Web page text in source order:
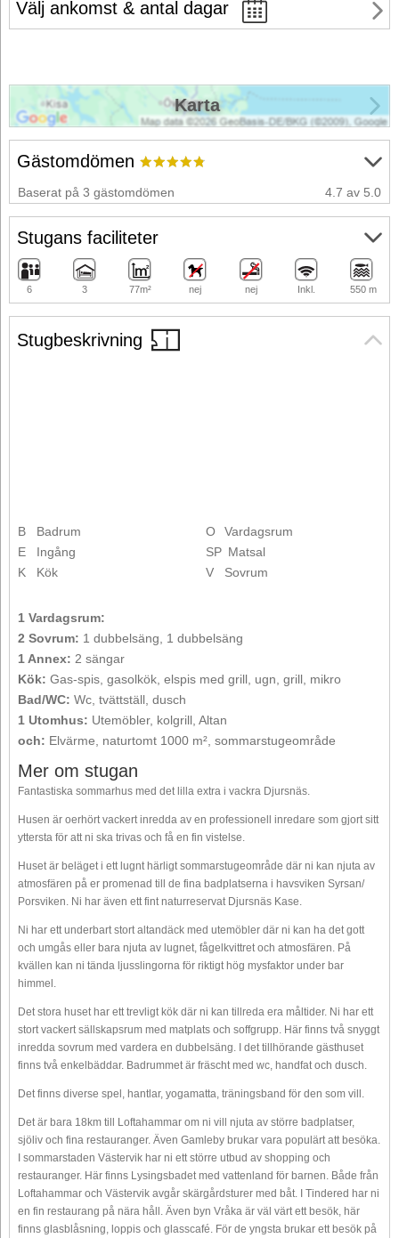
Välj ankomst & antal dagar
Stugbeskrivning
B
Badrum
E
Ingång
K
Kök
O
Vardagsrum
SP Matsal
V
Sovrum
1 Vardagsrum:
2 Sovrum: 1 dubbelsäng, 1 dubbelsäng
1 Annex: 2 sängar
Kök: Gas-spis, gasolkök, elspis med grill, ugn, grill, mikro
Bad/WC: Wc, tvättställ, dusch
1 Utomhus: Utemöbler, kolgrill, Altan
och: Elvärme, naturtomt 1000 m², sommarstugeområde
Mer om stugan
Fantastiska sommarhus med det lilla extra i vackra Djursnäs.
Husen är oerhört vackert inredda av en professionell inredare som gjort sitt
yttersta för att ni ska trivas och få en fin vistelse.
Huset är beläget i ett lugnt härligt sommarstugeområde där ni kan njuta av
atmosfären på er promenad till de fina badplatserna i havsviken Syrsan/
Porsviken. Ni har även ett fint naturreservat Djursnäs Kase.
Ni har ett underbart stort altandäck med utemöbler där ni kan ha det gott
och umgås eller bara njuta av lugnet, fågelkvittret och atmosfären. På
kvällen kan ni tända ljusslingorna för riktigt hög mysfaktor under bar
himmel.
Det stora huset har ett trevligt kök där ni kan tillreda era måltider. Ni har ett
stort vackert sällskapsrum med matplats och soffgrupp. Här finns två snyggt
inredda sovrum med vardera en dubbelsäng. I det tillhörande gästhuset
finns två enkelbäddar. Badrummet är fräscht med wc, handfat och dusch.
Det finns diverse spel, hantlar, yogamatta, träningsband för den som vill.
Det är bara 18km till Loftahammar om ni vill njuta av större badplatser,
sjöliv och fina restauranger. Även Gamleby brukar vara populärt att besöka.
I sommarstaden Västervik har ni ett större utbud av shopping och
restauranger. Här finns Lysingsbadet med vattenland för barnen. Både från
Loftahammar och Västervik avgår skärgårdsturer med båt. I Tindered har ni
en fin restaurang på nära håll. Även byn Vråka är väl värt ett besök, här
finns glasblåsning, loppis och glasscafé. För de yngsta brukar ett besök på
Gästomdömen
Baserat på 3 gästomdömen 4.7 av 5.0
Stugans faciliteter
6 3 77m² nej nej Inkl. 550 m
Karta